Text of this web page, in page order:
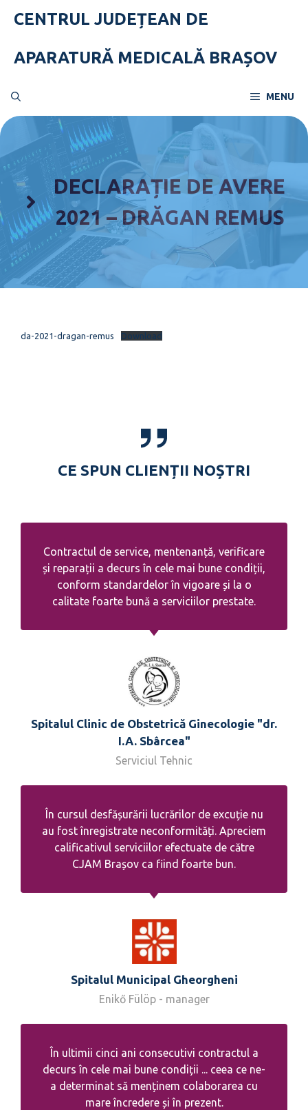
CENTRUL JUDEȚEAN DE
APARATURĂ MEDICALĂ BRAȘOV
MENU
DECLARAȚIE DE AVERE
2021 – DRĂGAN REMUS
da-2021-dragan-remus Download
CE SPUN CLIENȚII NOȘTRI
Contractul de service, mentenanță, verificare
și reparații a decurs în cele mai bune condiții,
conform standardelor în vigoare și la o
calitate foarte bună a serviciilor prestate.
Spitalul Clinic de Obstetrică Ginecologie "dr.
I.A. Sbârcea"
Serviciul Tehnic
În cursul desfășurării lucrărilor de excuție nu
au fost înregistrate neconformități. Apreciem
calificativul serviciilor efectuate de către
CJAM Brașov ca fiind foarte bun.
Spitalul Municipal Gheorgheni
Enikő Fülöp - manager
În ultimii cinci ani consecutivi contractul a
decurs în cele mai bune condiții ... ceea ce ne-
a determinat să menținem colaborarea cu
mare încredere și în prezent.